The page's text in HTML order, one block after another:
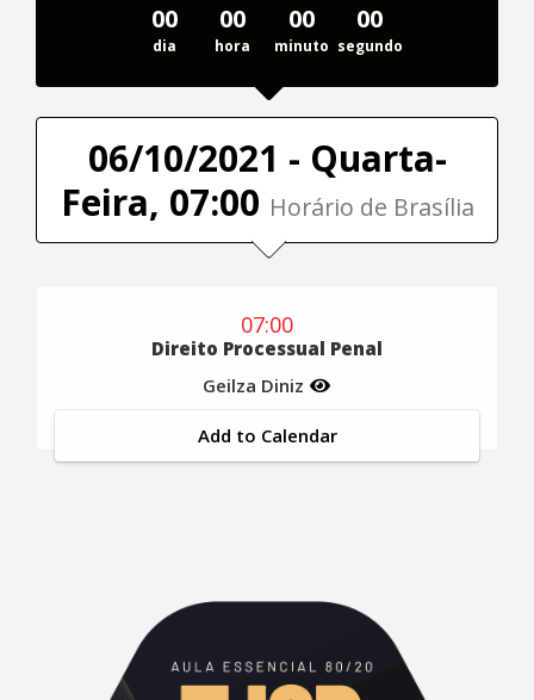
00
dia
00
hora
00
minuto
00
segundo
06/10/2021 - Quarta-
Feira, 07:00 Horário de Brasília
07:00
Direito Processual Penal
Geilza Diniz
Add to Calendar